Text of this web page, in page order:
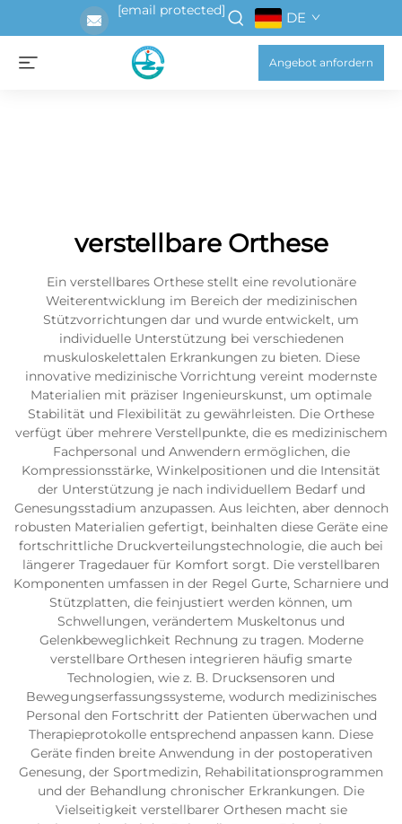
[email protected] DE
Angebot anfordern
verstellbare Orthese
Ein verstellbares Orthese stellt eine revolutionäre
Weiterentwicklung im Bereich der medizinischen
Stützvorrichtungen dar und wurde entwickelt, um
individuelle Unterstützung bei verschiedenen
muskuloskelettalen Erkrankungen zu bieten. Diese
innovative medizinische Vorrichtung vereint modernste
Materialien mit präziser Ingenieurskunst, um optimale
Stabilität und Flexibilität zu gewährleisten. Die Orthese
verfügt über mehrere Verstellpunkte, die es medizinischem
Fachpersonal und Anwendern ermöglichen, die
Kompressionsstärke, Winkelpositionen und die Intensität
der Unterstützung je nach individuellem Bedarf und
Genesungsstadium anzupassen. Aus leichten, aber dennoch
robusten Materialien gefertigt, beinhalten diese Geräte eine
fortschrittliche Druckverteilungstechnologie, die auch bei
längerer Tragedauer für Komfort sorgt. Die verstellbaren
Komponenten umfassen in der Regel Gurte, Scharniere und
Stützplatten, die feinjustiert werden können, um
Schwellungen, verändertem Muskeltonus und
Gelenkbeweglichkeit Rechnung zu tragen. Moderne
verstellbare Orthesen integrieren häufig smarte
Technologien, wie z. B. Drucksensoren und
Bewegungserfassungssysteme, wodurch medizinisches
Personal den Fortschritt der Patienten überwachen und
Therapieprotokolle entsprechend anpassen kann. Diese
Geräte finden breite Anwendung in der postoperativen
Genesung, der Sportmedizin, Rehabilitationsprogrammen
und der Behandlung chronischer Erkrankungen. Die
Vielseitigkeit verstellbarer Orthesen macht sie